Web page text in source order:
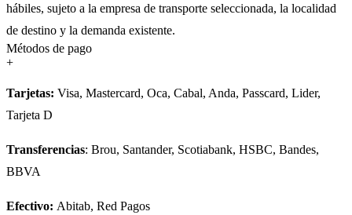
hábiles, sujeto a la empresa de transporte seleccionada, la localidad
de destino y la demanda existente.
Métodos de pago
+
Tarjetas: Visa, Mastercard, Oca, Cabal, Anda, Passcard, Lider,
Tarjeta D
Transferencias: Brou, Santander, Scotiabank, HSBC, Bandes,
BBVA
Efectivo: Abitab, Red Pagos